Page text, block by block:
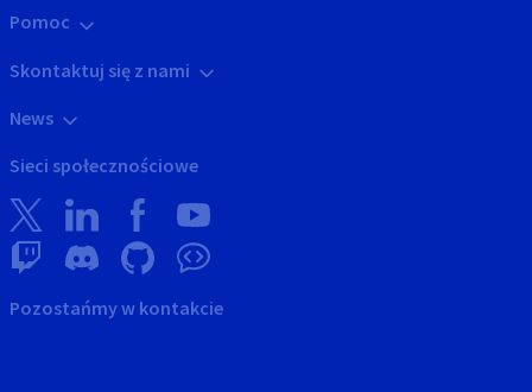
Pomoc
Skontaktuj się z nami
News
Sieci społecznościowe
Pozostańmy w kontakcie